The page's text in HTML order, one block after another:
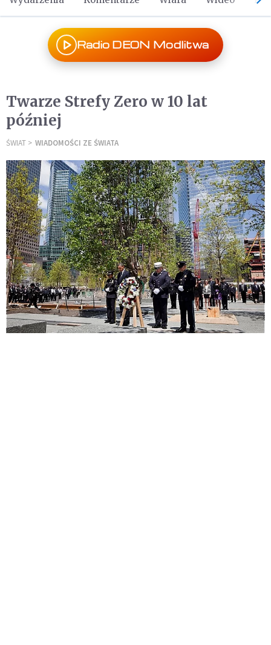
Radio DEON Modlitwa
Twarze Strefy Zero w 10 lat
później
ŚWIAT WIADOMOŚCI ZE ŚWIATA